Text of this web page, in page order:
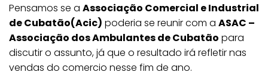
Pensamos se a Associação Comercial e Industrial
de Cubatão(Acic) poderia se reunir com a ASAC –
Associação dos Ambulantes de Cubatão para
discutir o assunto, já que o resultado irá refletir nas
vendas do comercio nesse fim de ano.